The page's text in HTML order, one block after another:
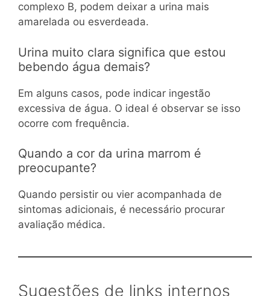
complexo B, podem deixar a urina mais
amarelada ou esverdeada.
Urina muito clara significa que estou
bebendo água demais?
Em alguns casos, pode indicar ingestão
excessiva de água. O ideal é observar se isso
ocorre com frequência.
Quando a cor da urina marrom é
preocupante?
Quando persistir ou vier acompanhada de
sintomas adicionais, é necessário procurar
avaliação médica.
Sugestões de links internos